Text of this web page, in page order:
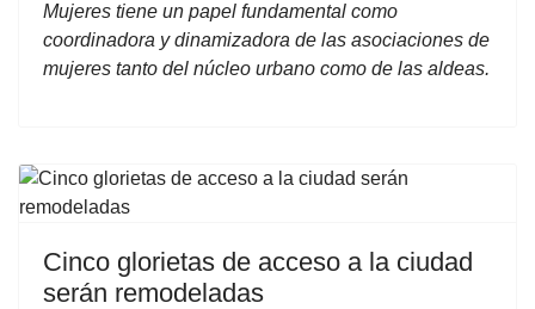
Mujeres tiene un papel fundamental como
coordinadora y dinamizadora de las asociaciones de
mujeres tanto del núcleo urbano como de las aldeas.
Cinco glorietas de acceso a la ciudad
serán remodeladas